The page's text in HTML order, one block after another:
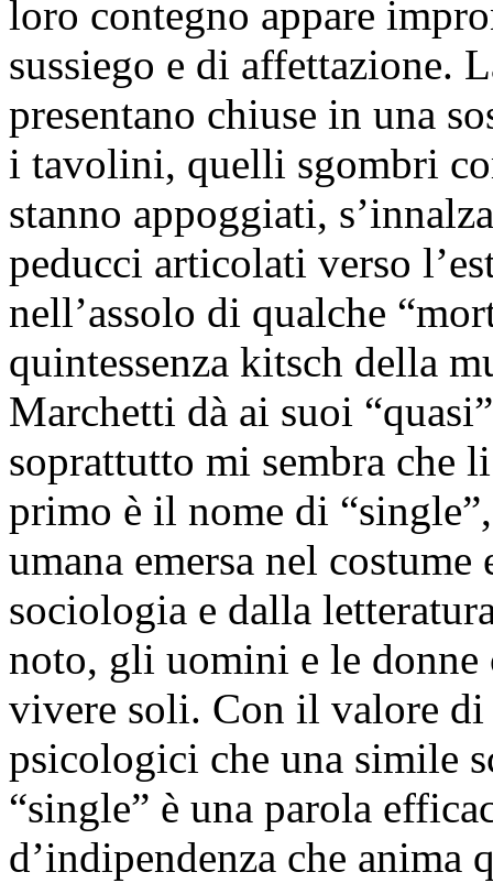
loro contegno appare
sussiego e di affettazione.
presentano chiuse in una
i tavolini, quelli sgombri
stanno appoggiati,
peducci articolati verso
nell’assolo di qualche
quintessenza kitsch della
Marchetti dà ai suoi
soprattutto mi sembra che
primo è il nome di
umana emersa nel
sociologia e dalla
noto, gli uomini e le
vivere soli. Con il valore
psicologici che una simile
“single” è una parola
d’indipendenza che anima